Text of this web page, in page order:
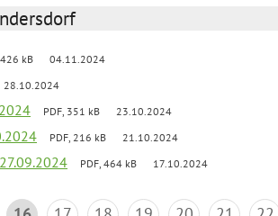
426 kB 04.11.2024
28.10.2024
PDF, 351 kB 23.10.2024
PDF, 216 kB 21.10.2024
PDF, 464 kB 17.10.2024